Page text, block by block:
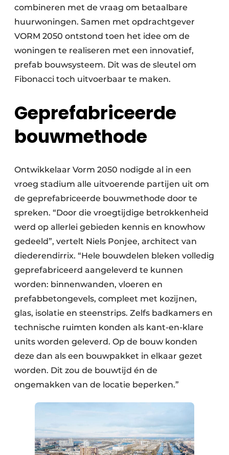
combineren met de vraag om betaalbare
huurwoningen. Samen met opdrachtgever
VORM 2050 ontstond toen het idee om de
woningen te realiseren met een innovatief,
prefab bouwsysteem. Dit was de sleutel om
Fibonacci toch uitvoerbaar te maken.
Geprefabriceerde
bouwmethode
Ontwikkelaar Vorm 2050 nodigde al in een
vroeg stadium alle uitvoerende partijen uit om
de geprefabriceerde bouwmethode door te
spreken. “Door die vroegtijdige betrokkenheid
werd op allerlei gebieden kennis en knowhow
gedeeld”, vertelt Niels Ponjee, architect van
diederendirrix. “Hele bouwdelen bleken volledig
geprefabriceerd aangeleverd te kunnen
worden: binnenwanden, vloeren en
prefabbetongevels, compleet met kozijnen,
glas, isolatie en steenstrips. Zelfs badkamers en
technische ruimten konden als kant-en-klare
units worden geleverd. Op de bouw konden
deze dan als een bouwpakket in elkaar gezet
worden. Dit zou de bouwtijd én de
ongemakken van de locatie beperken.”